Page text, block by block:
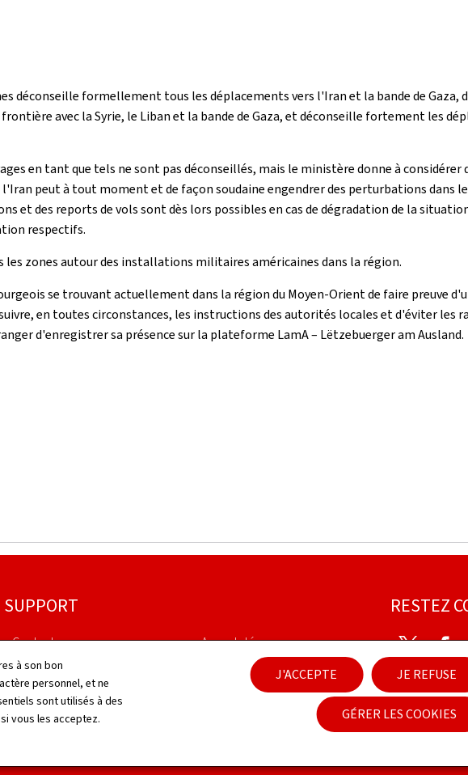
à son bon
personnel, et ne
sont utilisés à des
vous les acceptez.
J'ACCEPTE JE REFUSE
GÉRER LES COOKIES
déconseille formellement tous les déplacements vers l'Iran et la bande de
avec la Syrie, le Liban et la bande de Gaza, et déconseille fortement les
en tant que tels ne sont pas déconseillés, mais le ministère donne à
peut à tout moment et de façon soudaine engendrer des perturbations dans
et des reports de vols sont dès lors possibles en cas de dégradation de la
respectifs.
les zones autour des installations militaires américaines dans la région.
se trouvant actuellement dans la région du Moyen-Orient de faire preuve
en toutes circonstances, les instructions des autorités locales et d'éviter les
d'enregistrer sa présence sur la plateforme LamA – Lëtzebuerger am Ausland.
SUPPORT
Contact
Plan du site
À propos du site
Aspects légaux
Déclaration d'accessibilité
RESTEZ
Twitter